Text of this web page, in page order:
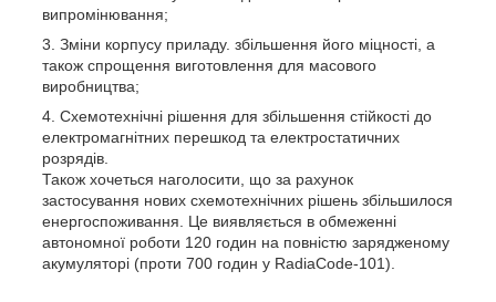
випромінювання;
Зміни корпусу приладу. збільшення його міцності, а
також спрощення виготовлення для масового
виробництва;
Схемотехнічні рішення для збільшення стійкості до
електромагнітних перешкод та електростатичних
розрядів.
Також хочеться наголосити, що за рахунок
застосування нових схемотехнічних рішень збільшилося
енергоспоживання. Це виявляється в обмеженні
автономної роботи 120 годин на повністю зарядженому
акумуляторі (проти 700 годин у RadiaCode-101).